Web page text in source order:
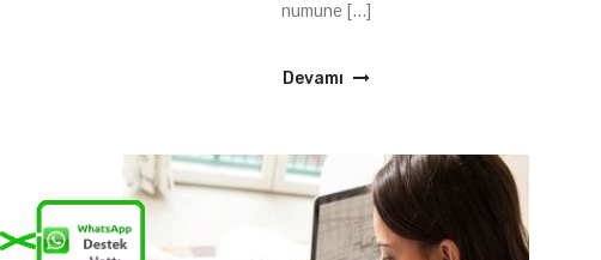
numune [...]
Devamı